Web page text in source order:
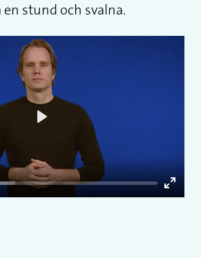
en stund och svalna.
Enter